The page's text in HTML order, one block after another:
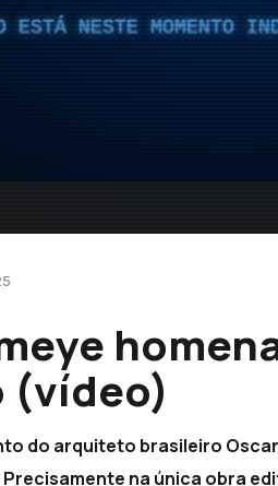
ESTÁ NESTE MOMENTO
(vídeo)
do arquiteto brasileiro
na única obra